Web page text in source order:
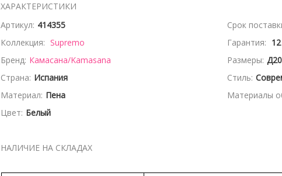
ХАРАКТЕРИСТИКИ
Артикул: 414355 Срок
Коллекция: Supremo Гарантия:
Бренд: Камасана/Kamasana Размеры:
Страна: Испания Стиль:
Материал: Пена Материалы
Цвет: Белый
НАЛИЧИЕ НА СКЛАДАХ